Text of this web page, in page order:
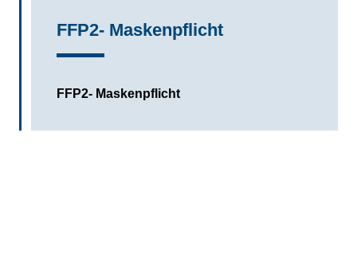
FFP2- Maskenpflicht
FFP2- Maskenpflicht